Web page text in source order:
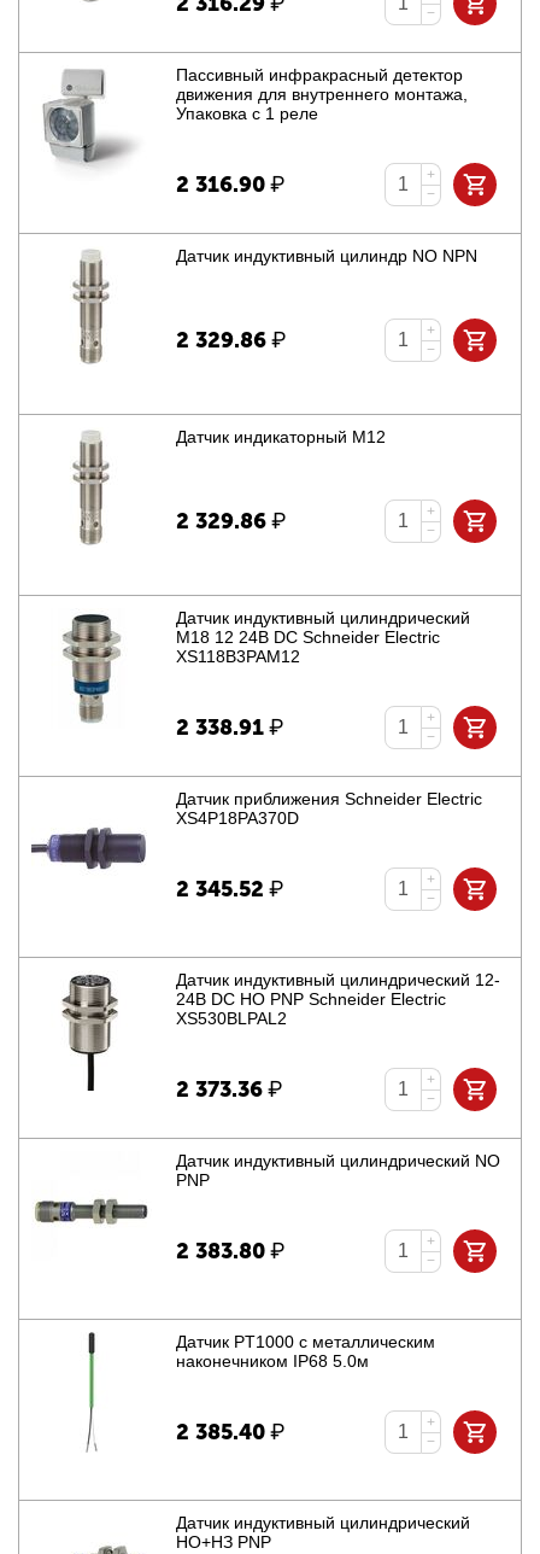
−
Пассивный инфракрасный детектор
движения для внутреннего монтажа,
Упаковка с 1 реле
2 316.90₽
+
−
Датчик индуктивный цилиндр NO NPN
2 329.86₽
+
−
Датчик индикаторный M12
2 329.86₽
+
−
Датчик индуктивный цилиндрический
M18 12 24В DC Schneider Electric
XS118B3PAM12
2 338.91₽
+
−
Датчик приближения Schneider Electric
XS4P18PA370D
2 345.52 ₽
+
−
Датчик индуктивный цилиндрический 12-
24В DC НО PNP Schneider Electric
XS530BLPAL2
2 373.36₽
+
−
Датчик индуктивный цилиндрический NO
PNP
2 383.80₽
+
−
Датчик PT1000 с металлическим
наконечником IP68 5.0м
2 385.40₽
+
−
Датчик индуктивный цилиндрический
НО+НЗ PNP